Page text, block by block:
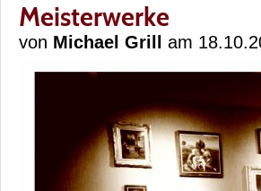
Meisterwerke
von Michael Grill am